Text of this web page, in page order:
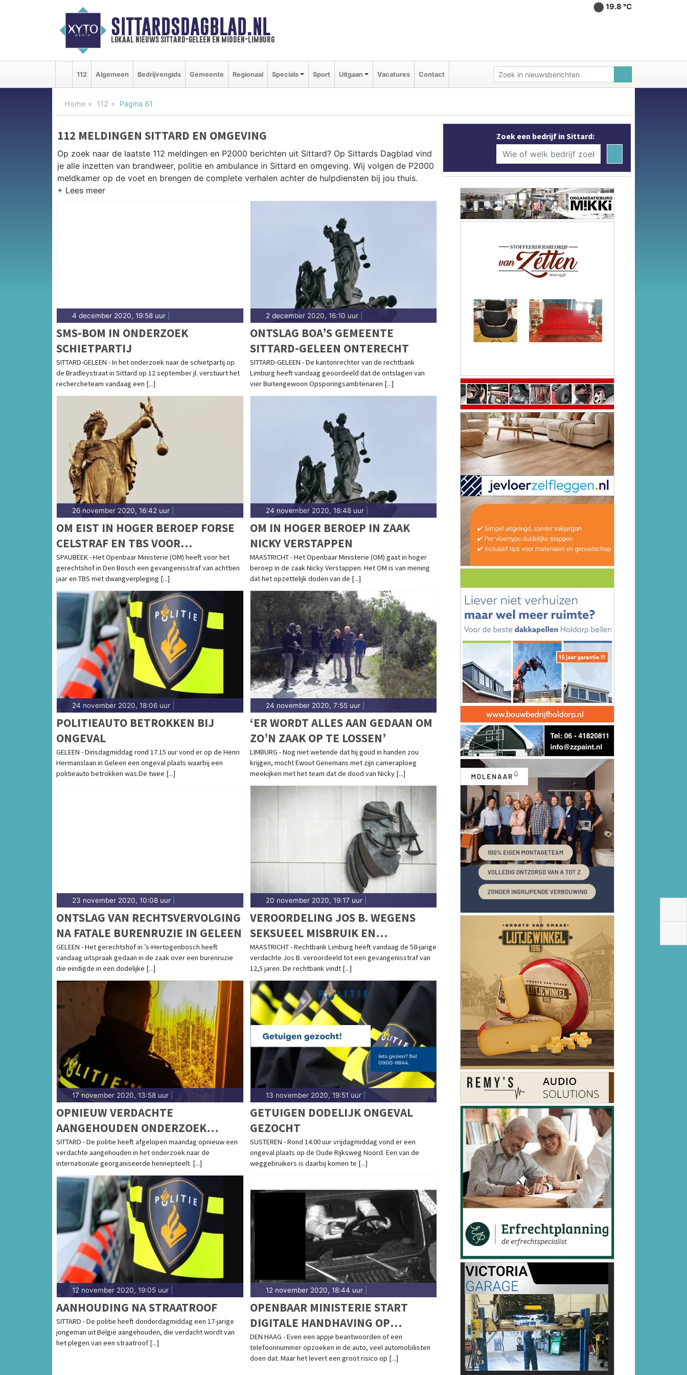
SITTARDSDAGBLAD.NL
lokaal nieuws sittard-geleen en midden-limburg
19.8 ℃
112 Algemeen Bedrijvengids Gemeente Regionaal Specials Sport Uitgaan Vacatures Contact
Home 112 Pagina 61
112 MELDINGEN SITTARD EN OMGEVING
Op zoek naar de laatste 112 meldingen en P2000 berichten uit Sittard? Op Sittards Dagblad vind
je alle inzetten van brandweer, politie en ambulance in Sittard en omgeving. Wij volgen de P2000
meldkamer op de voet en brengen de complete verhalen achter de hulpdiensten bij jou thuis.
Van incidenten op de A2 en de N294 tot meldingen in Sittard centrum, Geleen, Stein en rondom
4 december 2020, 19:58 uur
SMS-BOM IN ONDERZOEK
SCHIETPARTIJ
SITTARD-GELEEN - In het onderzoek naar de schietpartij op
de Bradleystraat in Sittard op 12 september jl. verstuurt het
rechercheteam vandaag een [...]
2 december 2020, 16:10 uur|
ONTSLAG BOA’S GEMEENTE
SITTARD-GELEEN ONTERECHT
SITTARD-GELEEN - De kantonrechter van de rechtbank
Limburg heeft vandaag geoordeeld dat de ontslagen van
vier Buitengewoon Opsporingsambtenaren [...]
26 november 2020, 16:42 uur
OM EIST IN HOGER BEROEP FORSE
CELSTRAF EN TBS VOOR
DOODSTEKEN TAXICHAUFFEUR IN
LIMBURG
SPAUBEEK - Het Openbaar Ministerie (OM) heeft voor het
gerechtshof in Den Bosch een gevangenisstraf van achttien
jaar en TBS met dwangverpleging [...]
24 november 2020, 18:48 uur|
OM IN HOGER BEROEP IN ZAAK
NICKY VERSTAPPEN
MAASTRICHT - Het Openbaar Ministerie (OM) gaat in hoger
beroep in de zaak Nicky Verstappen. Het OM is van mening
dat het opzettelijk doden van de [...]
24 november 2020, 18:06 uur
POLITIEAUTO BETROKKEN BIJ
ONGEVAL
GELEEN - Dinsdagmiddag rond 17.15 uur vond er op de Henri
Hermanslaan in Geleen een ongeval plaats waarbij een
politieauto betrokken was.De twee [...]
24 november 2020, 7:55 uur|
‘ER WORDT ALLES AAN GEDAAN OM
ZO’N ZAAK OP TE LOSSEN’
LIMBURG - Nog niet wetende dat hij goud in handen zou
krijgen, mocht Ewout Genemans met zijn cameraploeg
meekijken met het team dat de dood van Nicky [...]
23 november 2020, 10:08 uur
ONTSLAG VAN RECHTSVERVOLGING
NA FATALE BURENRUZIE IN GELEEN
GELEEN - Het gerechtshof in ’s-Hertogenbosch heeft
vandaag uitspraak gedaan in de zaak over een burenruzie
die eindigde in een dodelijke [...]
20 november 2020, 19:17 uur|
VEROORDELING JOS B. WEGENS
SEKSUEEL MISBRUIK EN
VRIJHEIDSBEROVING MET DE DOOD
ALS GEVOLG
MAASTRICHT - Rechtbank Limburg heeft vandaag de 58-jarige
verdachte Jos B. veroordeeld tot een gevangenisstraf van
12,5 jaren. De rechtbank vindt [...]
17 november 2020, 13:58 uur
OPNIEUW VERDACHTE
AANGEHOUDEN ONDERZOEK
GEORGANISEERDE HENNEPTEELT
SITTARD - De politie heeft afgelopen maandag opnieuw een
verdachte aangehouden in het onderzoek naar de
internationale georganiseerde hennepteelt. [...]
13 november 2020, 19:51 uur|
GETUIGEN DODELIJK ONGEVAL
GEZOCHT
SUSTEREN - Rond 14.00 uur vrijdagmiddag vond er een
ongeval plaats op de Oude Rijksweg Noord. Een van de
weggebruikers is daarbij komen te [...]
12 november 2020, 19:05 uur
AANHOUDING NA STRAATROOF
SITTARD - De politie heeft donderdagmiddag een 17-jarige
jongeman uit België aangehouden, die verdacht wordt van
het plegen van een straatroof [...]
12 november 2020, 18:44 uur|
OPENBAAR MINISTERIE START
DIGITALE HANDHAVING OP
HANDHELD TELEFOONGEBRUIK
ACHTER HET STUUR
DEN HAAG - Even een appje beantwoorden of een
telefoonnummer opzoeken in de auto, veel automobilisten
doen dat. Maar het levert een groot risico op [...]
Zoek een bedrijf in Sittard: